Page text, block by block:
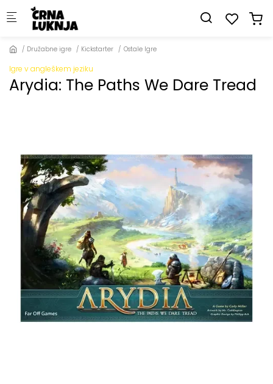
Skip to main content
Družabne igre Kickstarter Ostale Igre
Igre v angleškem jeziku
Arydia: The Paths We Dare Tread